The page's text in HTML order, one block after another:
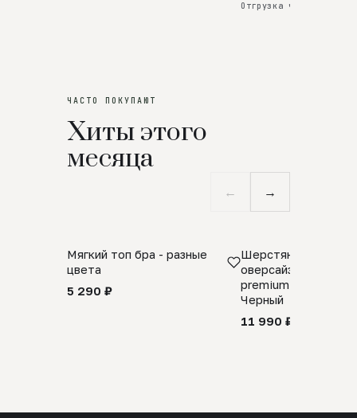
Отгрузка через 25 дней
ЧАСТО ПОКУПАЮТ
Хиты этого
месяца
← →
Мягкий топ бра - разные
цвета
5 290 ₽
Шерстяной свитер
оверсайз 100%
premium merino
Черный
11 990 ₽